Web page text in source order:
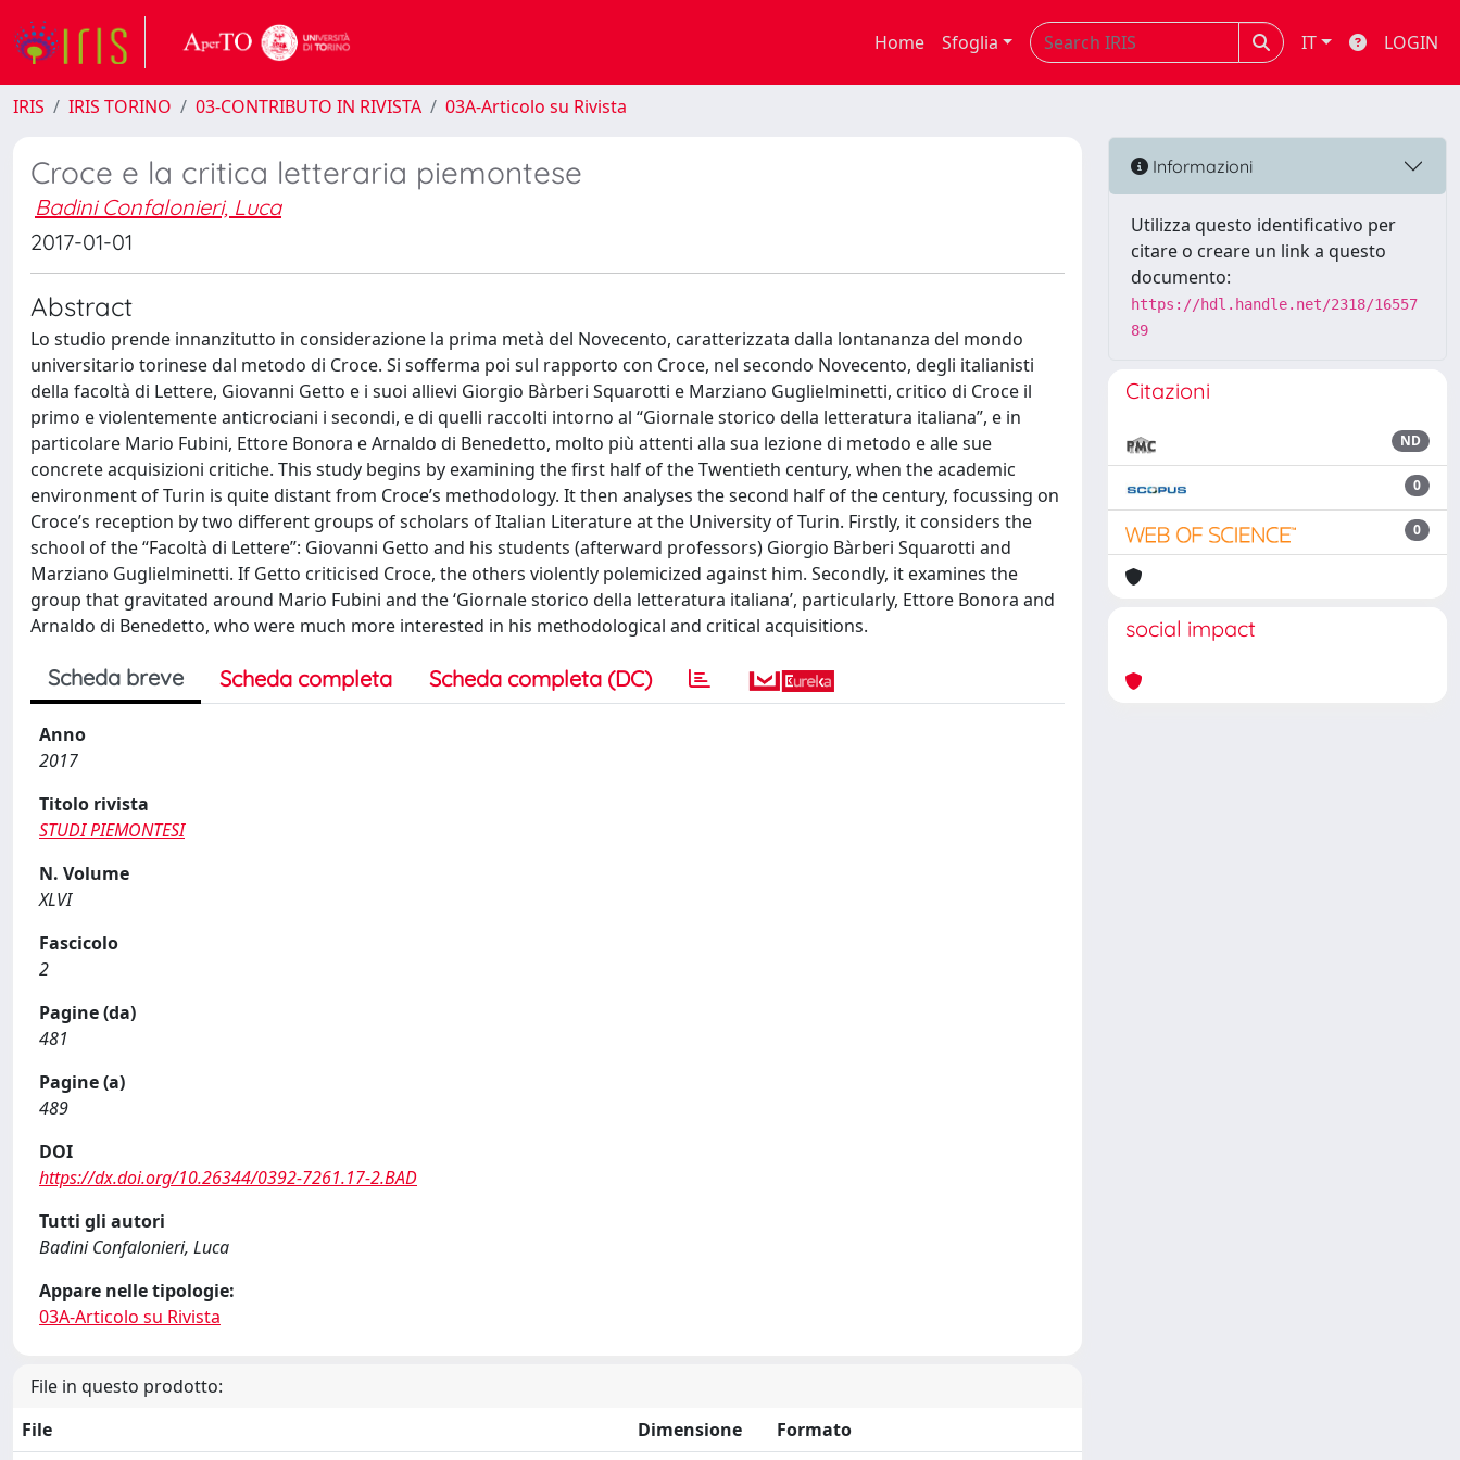
Home Sfoglia IT LOGIN
IRIS IRIS TORINO 03-CONTRIBUTO IN RIVISTA 03A-Articolo su Rivista
Croce e la critica letteraria piemontese
Badini Confalonieri, Luca
2017-01-01
Abstract
Lo studio prende innanzitutto in considerazione la prima metà del Novecento, caratterizzata dalla lontananza del mondo
universitario torinese dal metodo di Croce. Si sofferma poi sul rapporto con Croce, nel secondo Novecento, degli italianisti
della facoltà di Lettere, Giovanni Getto e i suoi allievi Giorgio Bàrberi Squarotti e Marziano Guglielminetti, critico di Croce il
primo e violentemente anticrociani i secondi, e di quelli raccolti intorno al “Giornale storico della letteratura italiana”, e in
particolare Mario Fubini, Ettore Bonora e Arnaldo di Benedetto, molto più attenti alla sua lezione di metodo e alle sue
concrete acquisizioni critiche. This study begins by examining the first half of the Twentieth century, when the academic
environment of Turin is quite distant from Croce’s methodology. It then analyses the second half of the century, focussing on
Croce’s reception by two different groups of scholars of Italian Literature at the University of Turin. Firstly, it considers the
school of the “Facoltà di Lettere”: Giovanni Getto and his students (afterward professors) Giorgio Bàrberi Squarotti and
Marziano Guglielminetti. If Getto criticised Croce, the others violently polemicized against him. Secondly, it examines the
group that gravitated around Mario Fubini and the ‘Giornale storico della letteratura italiana’, particularly, Ettore Bonora and
Arnaldo di Benedetto, who were much more interested in his methodological and critical acquisitions.
Scheda breve Scheda completa Scheda completa (DC)
Anno
2017
Titolo rivista
STUDI PIEMONTESI
N. Volume
XLVI
Fascicolo
2
Pagine (da)
481
Pagine (a)
489
DOI
https://dx.doi.org/10.26344/0392-7261.17-2.BAD
Tutti gli autori
Badini Confalonieri, Luca
Appare nelle tipologie:
03A-Articolo su Rivista
File in questo prodotto:
File
Dimensione Formato
Informazioni
Utilizza questo identificativo per
citare o creare un link a questo
documento:
https://hdl.handle.net/2318/16557
89
Citazioni
ND
0
0
social impact